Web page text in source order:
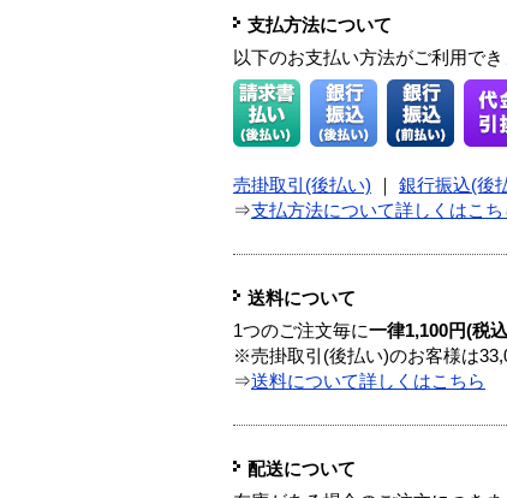
支払方法について
以下のお支払い方法がご利用でき
売掛取引(後払い) 銀行振込(後
⇒支払方法について詳しくはこち
送料について
1つのご注文毎に一律1,100円(税
※売掛取引(後払い)のお客様は
⇒送料について詳しくはこちら
配送について